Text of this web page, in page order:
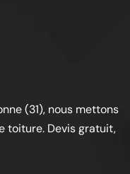
(31), nous mettons
toiture. Devis gratuit,